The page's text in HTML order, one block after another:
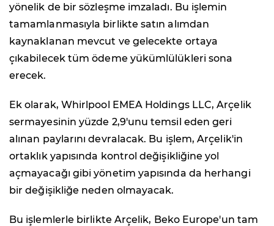
yönelik de bir sözleşme imzaladı. Bu işlemin
tamamlanmasıyla birlikte satın alımdan
kaynaklanan mevcut ve gelecekte ortaya
çıkabilecek tüm ödeme yükümlülükleri sona
erecek.
Ek olarak, Whirlpool EMEA Holdings LLC, Arçelik
sermayesinin yüzde 2,9'unu temsil eden geri
alınan paylarını devralacak. Bu işlem, Arçelik'in
ortaklık yapısında kontrol değişikliğine yol
açmayacağı gibi yönetim yapısında da herhangi
bir değişikliğe neden olmayacak.
Bu işlemlerle birlikte Arçelik, Beko Europe'un tam